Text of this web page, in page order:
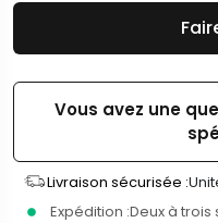
Vous avez une
Livraison sécurisée :
Expédition :Deux à